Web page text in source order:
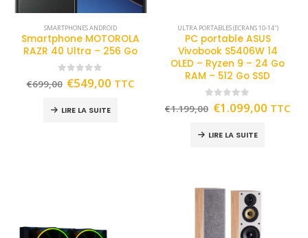
SMARTPHONES ANDROID
Smartphone MOTOROLA
RAZR 40 Ultra – 256 Go
out of 5
€699,00 €549,00 TTC
LIRE LA SUITE
ULTRA PORTABLES (ECRANS 10-14")
PC portable ASUS
Vivobook S5406W 14
OLED – Ryzen 9 – 24 Go
RAM – 512 Go SSD
out of 5
€1.199,00 €1.099,00 TTC
LIRE LA SUITE